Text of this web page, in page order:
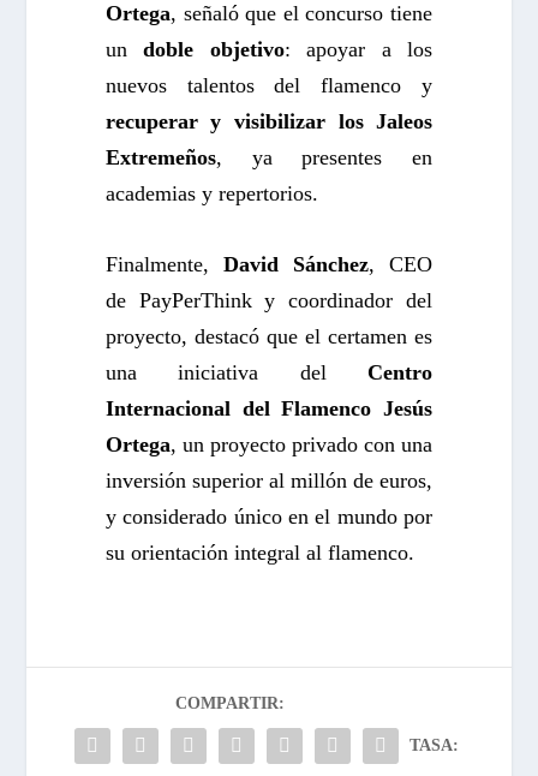
Ortega, señaló que el concurso tiene
undoble objetivo: apoyar a los
nuevos talentos del flamenco y
recuperar y visibilizar los Jaleos
Extremeños, ya presentes en
academias y repertorios.
Finalmente, David Sánchez, CEO
de PayPerThink y coordinador del
proyecto, destacó que el certamen es
una iniciativa delCentro
Internacional del Flamenco Jesús
Ortega, un proyecto privado con una
inversión superior al millón de euros,
y considerado único en el mundo por
su orientación integral al flamenco.
COMPARTIR:
TASA: